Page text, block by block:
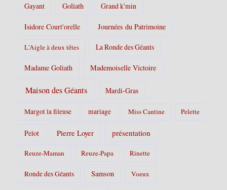
Gayant Goliath Grand k'min
Isidore Court'orelle Journées du Patrimoine
L'Aigle à deux têtes La Ronde des Géants
Madame Goliath Mademoiselle Victoire
Maison des Géants Mardi-Gras
Margot la fileuse mariage Miss Cantine Pelette
Pelot Pierre Loyer présentation
Reuze-Maman Reuze-Papa Rinette
Ronde des Géants Samson Voeux